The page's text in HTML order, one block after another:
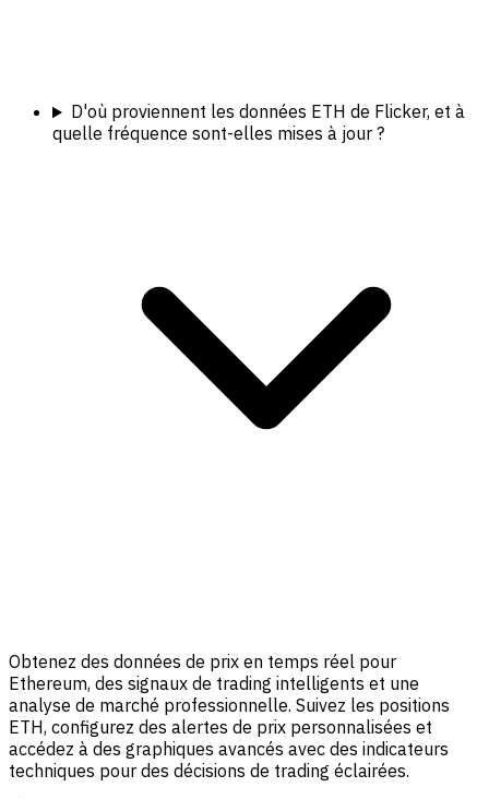
D'où proviennent les données ETH de Flicker, et à
quelle fréquence sont-elles mises à jour ?
Obtenez des données de prix en temps réel pour
Ethereum, des signaux de trading intelligents et une
analyse de marché professionnelle. Suivez les positions
ETH, configurez des alertes de prix personnalisées et
accédez à des graphiques avancés avec des indicateurs
techniques pour des décisions de trading éclairées.